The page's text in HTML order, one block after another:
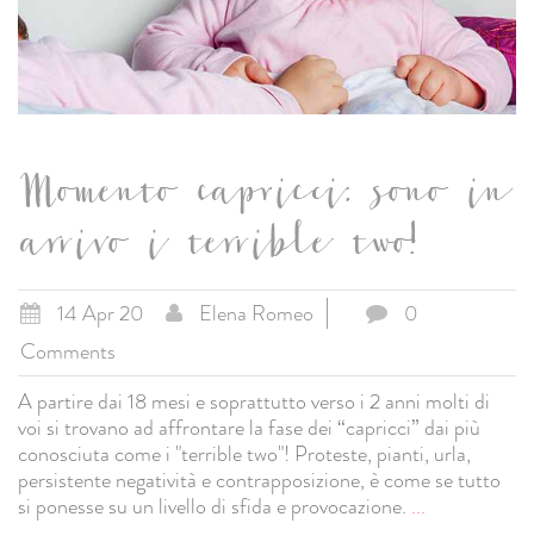
Momento capricci: sono in
arrivo i terrible two!
14 Apr 20 Elena Romeo
0
Comments
A partire dai 18 mesi e soprattutto verso i 2 anni molti di
voi si trovano ad affrontare la fase dei “capricci” dai più
conosciuta come i "terrible two"! Proteste, pianti, urla,
persistente negatività e contrapposizione, è come se tutto
si ponesse su un livello di sfida e provocazione. ...